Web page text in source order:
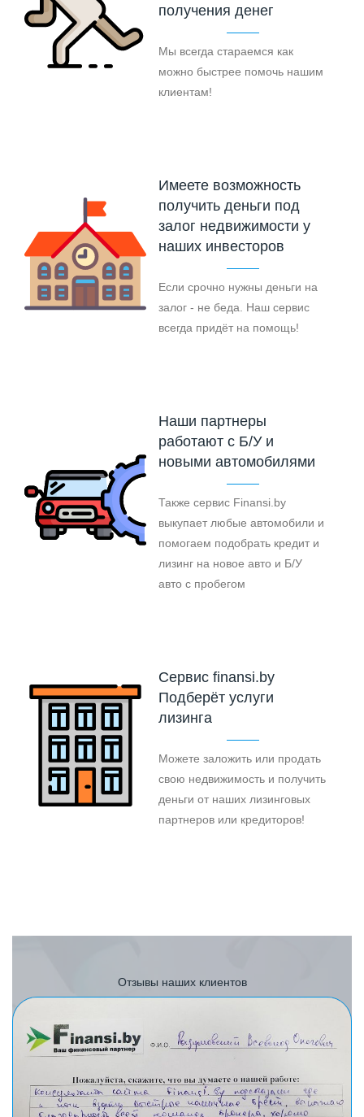
получения денег
Мы всегда стараемся как
можно быстрее помочь нашим
клиентам!
Имеете возможность
получить деньги под
залог недвижимости у
наших инвесторов
Если срочно нужны деньги на
залог - не беда. Наш сервис
всегда придёт на помощь!
Наши партнеры
работают с Б/У и
новыми автомобилями
Также сервис Finansi.by
выкупает любые автомобили и
помогаем подобрать кредит и
лизинг на новое авто и Б/У
авто с пробегом
Cервис finansi.by
Подберёт услуги
лизинга
Можете заложить или продать
свою недвижимость и получить
деньги от наших лизинговых
партнеров или кредиторов!
Отзывы наших клиентов